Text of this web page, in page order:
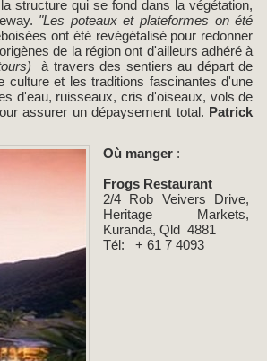
structure qui se fond dans la végétation,
"Les poteaux et plateformes on été
ont été revégétalisé pour redonner
de la région ont d'ailleurs adhéré à
à travers des sentiers au départ de
et les traditions fascinantes d'une
d'eau, ruisseaux, cris d'oiseaux, vols de
assurer un dépaysement total. Patrick
Où manger :
Frogs Restaurant
2/4 Rob Veivers Drive,
Heritage Markets,
Kuranda, Qld 4881
Tél: + 61 7 4093